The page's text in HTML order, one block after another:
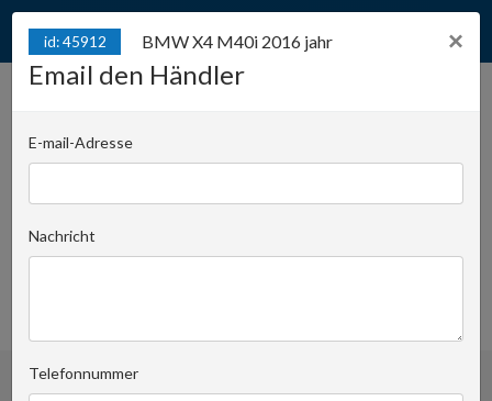
Position:1244
Krzysztof Pomorski
×
id: 45912 BMW X4 M40i 2016 jahr
Email den Händler
E-mail-Adresse
Nachricht
Telefonnummer